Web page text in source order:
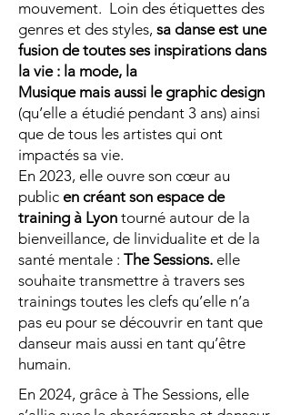
mouvement. Loin des étiquettes des
genres et des styles, sa danse est une
fusion de toutes ses inspirations dans
la vie : la mode, la
Musique mais aussi le graphic design
(qu’elle a étudié pendant 3 ans) ainsi
que de tous les artistes qui ont
impactés sa vie.
En 2023, elle ouvre son cœur au
public en créant son espace de
training à Lyon tourné autour de la
bienveillance, de linvidualite et de la
santé mentale : The Sessions. elle
souhaite transmettre à travers ses
trainings toutes les clefs qu’elle n’a
pas eu pour se découvrir en tant que
danseur mais aussi en tant qu’être
humain.
En 2024, grâce à The Sessions, elle